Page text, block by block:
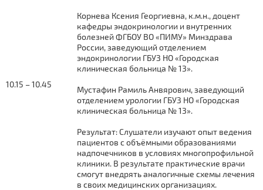
10.15 – 10.45
Корнева Ксения Георгиевна, к.м.н., доцент
кафедры эндокринологии и внутренних
болезней ФГБОУ ВО «ПИМУ» Минздрава
России, заведующий отделением
эндокринологии ГБУЗ НО «Городская
клиническая больница № 13».
Мустафин Рамиль Анвярович, заведующий
отделением урологии ГБУЗ НО «Городская
клиническая больница № 13».
Результат: Слушатели изучают опыт ведения
пациентов с объёмными образованиями
надпочечников в условиях многопрофильной
клиники. В результате практические врачи
смогут внедрять аналогичные схемы лечения
в своих медицинских организациях.